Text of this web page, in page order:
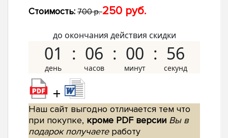
Стоимость: 700 р.250 руб.
до окончания действия скидки
01 06 00 55
+
Наш сайт выгодно отличается тем что
при покупке, кроме PDF версии Вы в
подарок получаетеработу